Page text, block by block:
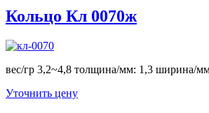
Кольцо Кл 0070ж
вес/гр 3,2~4,8 толщина/мм: 1,3 ширина/
Уточнить цену